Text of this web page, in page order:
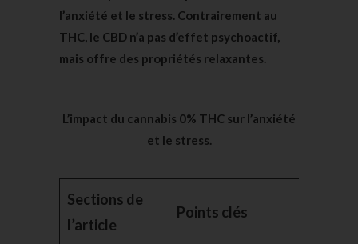
l’anxiété et le stress. Contrairement au
THC, le CBD n’a pas d’effet psychoactif,
mais offre des propriétés relaxantes.
L’impact du cannabis 0% THC sur l’anxiété
et le stress.
Sections de
l’article
Points clés